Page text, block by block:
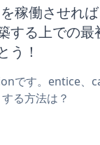
働させれ
する上での
う！
です。entice、
る方法は？